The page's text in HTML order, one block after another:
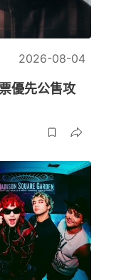
2026-08-04
優先公售攻